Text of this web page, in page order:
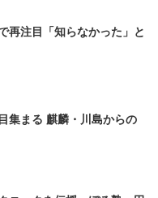
再注目「知らなかった」と
集まる 麒麟・川島からの